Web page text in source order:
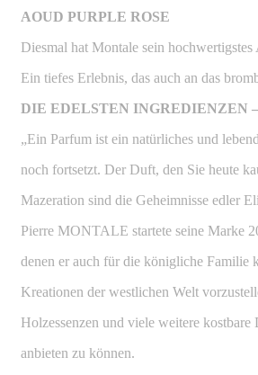
AOUD PURPLE ROSE
Diesmal hat Montale sein
Ein tiefes Erlebnis, das auch an das
DIE EDELSTEN INGREDIENZEN
„Ein Parfum ist ein natürliches und
noch fortsetzt. Der Duft, den Sie heute
Mazeration sind die Geheimnisse edler
Pierre MONTALE startete seine Marke
denen er auch für die königliche Familie
Kreationen der westlichen Welt
Holzessenzen und viele weitere
anbieten zu können.